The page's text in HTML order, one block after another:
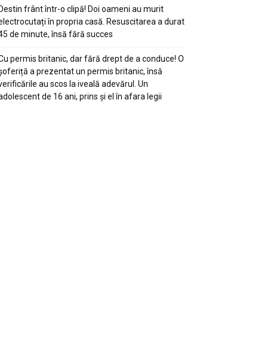
Destin frânt într-o clipă! Doi oameni au murit
în propria casă. Resuscitarea a durat
de minute, însă fără succes
permis britanic, dar fără drept de a conduce! O
a prezentat un permis britanic, însă
au scos la iveală adevărul. Un
de 16 ani, prins și el în afara legii